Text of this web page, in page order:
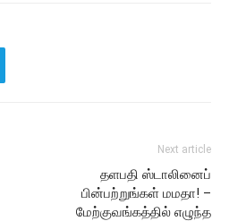
Next article
தளபதி ஸ்டாலினைப்
பின்பற்றுங்கள் மமதா! –
மேற்குவங்கத்தில் எழுந்த